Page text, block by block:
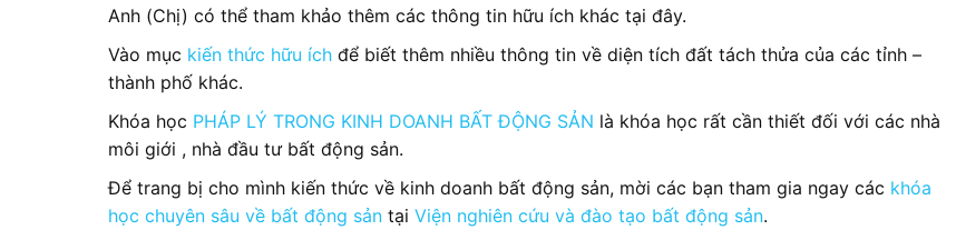
Anh (Chị) có thể tham khảo thêm các thông tin hữu ích khác tại đây.
Vào mục kiến thức hữu ích để biết thêm nhiều thông tin về diện tích đất tách thửa của các tỉnh –
thành phố khác.
Khóa học PHÁP LÝ TRONG KINH DOANH BẤT ĐỘNG SẢN là khóa học rất cần thiết đối với các nhà
môi giới , nhà đầu tư bất động sản.
Để trang bị cho mình kiến thức về kinh doanh bất động sản, mời các bạn tham gia ngay các khóa
học chuyên sâu về bất động sản tạiViện nghiên cứu và đào tạo bất động sản.